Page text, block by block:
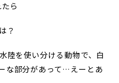
ら
？
陸を使い分ける動物で、白
な部分があって…えーとあ